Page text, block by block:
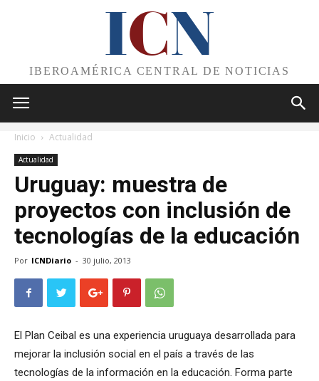
ICN
IBEROAMÉRICA CENTRAL DE NOTICIAS
Inicio Actualidad
Actualidad
Uruguay: muestra de
proyectos con inclusión de
tecnologías de la educación
Por ICNDiario - 30 julio, 2013
El Plan Ceibal es una experiencia uruguaya desarrollada para
mejorar la inclusión social en el país a través de las
tecnologías de la información en la educación. Forma parte